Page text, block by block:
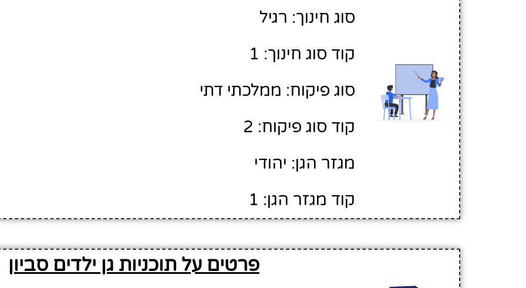
סוג חינוך: רגיל
קוד סוג חינוך: 1
סוג פיקוח: ממלכתי דתי
קוד סוג פיקוח: 2
מגזר הגן: יהודי
קוד מגזר הגן: 1
פרטים על תוכניות גן ילדים סביון